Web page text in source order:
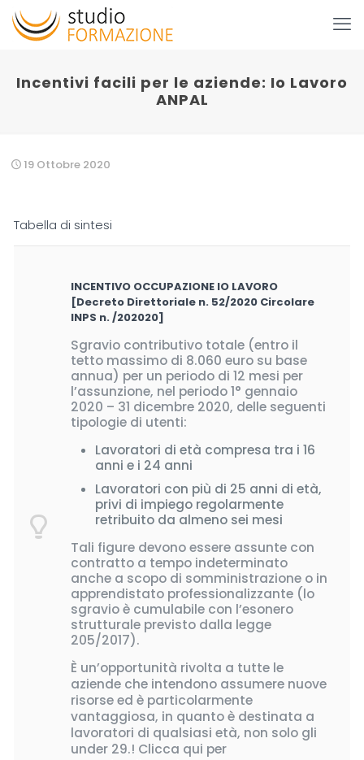
Incentivi facili per le aziende: Io Lavoro
ANPAL
19 Ottobre 2020
Tabella di sintesi
INCENTIVO OCCUPAZIONE IO LAVORO
[Decreto Direttoriale n. 52/2020 Circolare
INPS n. /202020]
Sgravio contributivo totale (entro il
tetto massimo di 8.060 euro su base
annua) per un periodo di 12 mesi per
l’assunzione, nel periodo 1° gennaio
2020 – 31 dicembre 2020, delle seguenti
tipologie di utenti:
Lavoratori di età compresa tra i 16
anni e i 24 anni
Lavoratori con più di 25 anni di età,
privi di impiego regolarmente
retribuito da almeno sei mesi
Tali figure devono essere assunte con
contratto a tempo indeterminato
anche a scopo di somministrazione o in
apprendistato professionalizzante (lo
sgravio è cumulabile con l’esonero
strutturale previsto dalla legge
205/2017).
È un’opportunità rivolta a tutte le
aziende che intendono assumere nuove
risorse ed è particolarmente
vantaggiosa, in quanto è destinata a
lavoratori di qualsiasi età, non solo gli
under 29.! Clicca qui per